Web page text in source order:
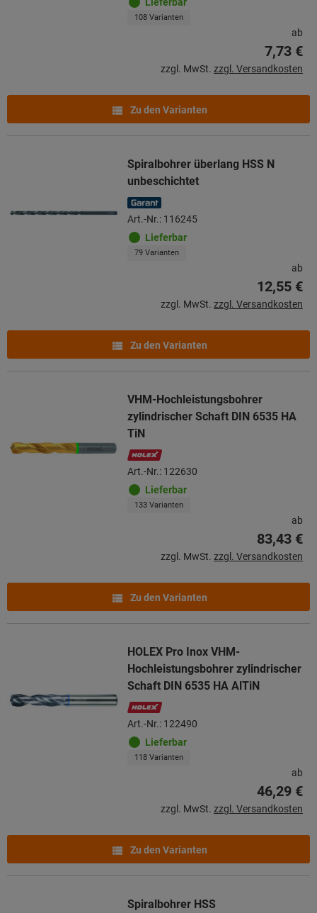
108 Varianten
ab
7,73 €
zzgl. MwSt. zzgl. Versandkosten
Zu den Varianten
Spiralbohrer überlang HSS N
unbeschichtet
Art.-Nr.: 116245
Lieferbar
79 Varianten
ab
12,55 €
zzgl. MwSt. zzgl. Versandkosten
Zu den Varianten
VHM-Hochleistungsbohrer
zylindrischer Schaft DIN 6535 HA
TiN
Art.-Nr.: 122630
Lieferbar
133 Varianten
ab
83,43 €
zzgl. MwSt. zzgl. Versandkosten
Zu den Varianten
HOLEX Pro Inox VHM-
Hochleistungsbohrer zylindrischer
Schaft DIN 6535 HA AlTiN
Art.-Nr.: 122490
Lieferbar
118 Varianten
ab
46,29 €
zzgl. MwSt. zzgl. Versandkosten
Zu den Varianten
Spiralbohrer HSS